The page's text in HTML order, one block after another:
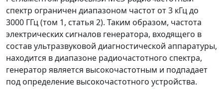
спектр ограничен диапазоном частот от 3 кГц до
3000 ГГц (том 1, статья 2). Таким образом, частота
электрических сигналов генератора, входящего в
состав ультразвуковой диагностической аппаратуры,
находится в диапазоне радиочастотного спектра,
генератор является высокочастотным и подпадает
под определение высокочастотного устройства.